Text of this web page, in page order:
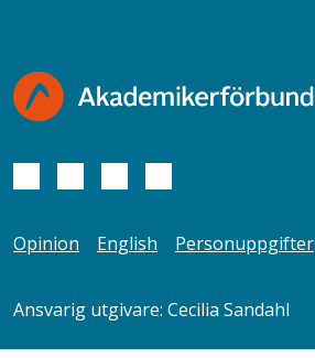
Opinion English Personuppgifter
Ansvarig utgivare: Cecilia Sandahl